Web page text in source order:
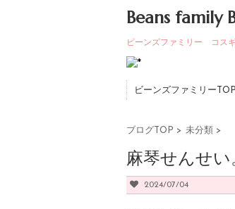
Beans family
ビーンズファミリー コス
ビーンズファミリーTOP
ブログTOP > 未分類 >
麻琴せんせ
2024/07/04